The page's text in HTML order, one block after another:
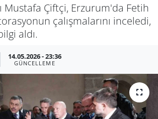
Mustafa Çiftçi, Erzurum'da Fetih
çalışmalarını inceledi,
aldı.
14.05.2026 - 23:36
GÜNCELLEME